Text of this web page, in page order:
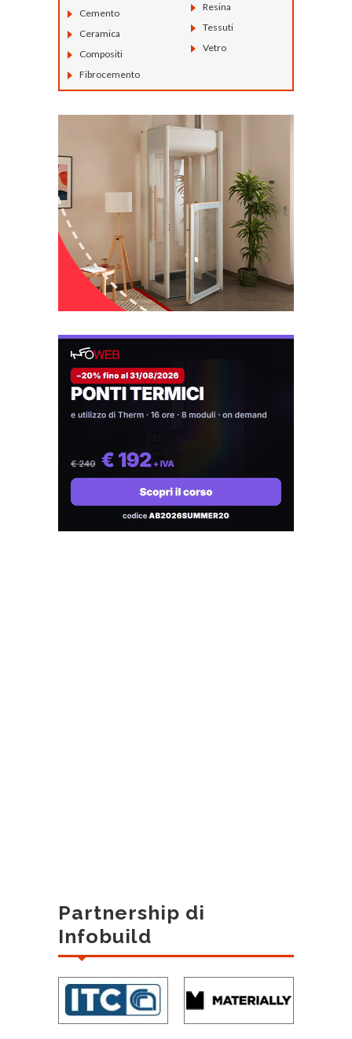
Cemento
Ceramica
Compositi
Fibrocemento
Resina
Tessuti
Vetro
Partnership di
Infobuild